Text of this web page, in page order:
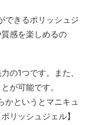
できるポリッシュジ
感を楽しめるの
の1つです。また、
が可能です。
かというとマニキュ
リッシュジェル】